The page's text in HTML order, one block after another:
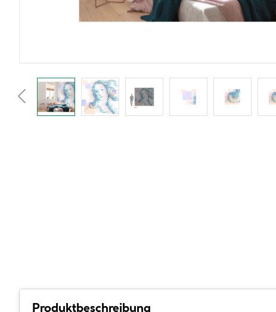
Produktbeschreibung